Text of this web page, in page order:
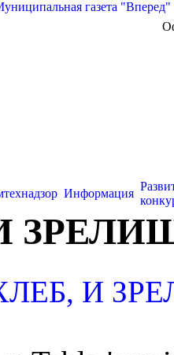
газета "Вперед"
Информация
И